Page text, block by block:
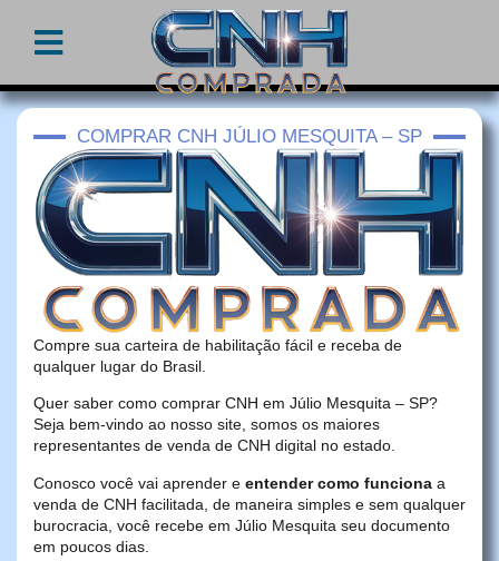
COMPRAR CNH JÚLIO MESQUITA – SP
Compre sua carteira de habilitação fácil e receba de
qualquer lugar do Brasil.
Quer saber como comprar CNH em Júlio Mesquita – SP?
Seja bem-vindo ao nosso site, somos os maiores
representantes de venda de CNH digital no estado.
Conosco você vai aprender e entender como funciona a
venda de CNH facilitada, de maneira simples e sem qualquer
burocracia, você recebe em Júlio Mesquita seu documento
em poucos dias.